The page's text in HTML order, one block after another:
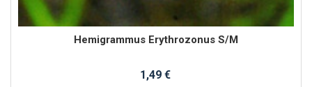
Hemigrammus Erythrozonus S/M
1,49 €